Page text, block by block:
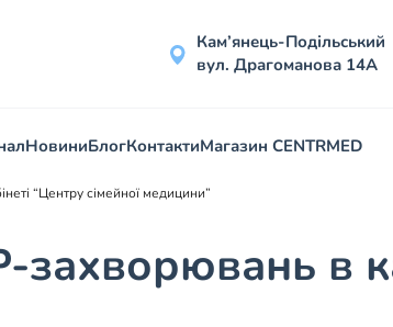
Кам’янець-Подільський
вул. Драгоманова 14А
НовиниБлогКонтактиМагазин CENTRMED
“Центру сімейної медицини”
в